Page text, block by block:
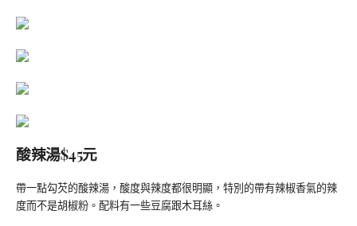
酸辣湯$45元
帶一點勾芡的酸辣湯，酸度與辣度都很明顯，特別的帶有辣椒香氣的辣
度而不是胡椒粉。配料有一些豆腐跟木耳絲。